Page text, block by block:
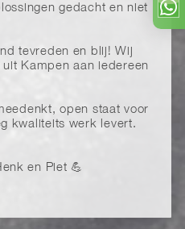
gedacht en niet
tevreden en blij! Wij
Kampen aan iedereen
open staat voor
kwaliteits werk levert.
en Piet 💪